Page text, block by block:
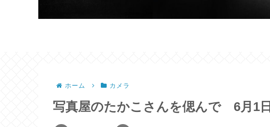
ホーム カメラ
写真屋のたかこさんを偲んで 6月1日